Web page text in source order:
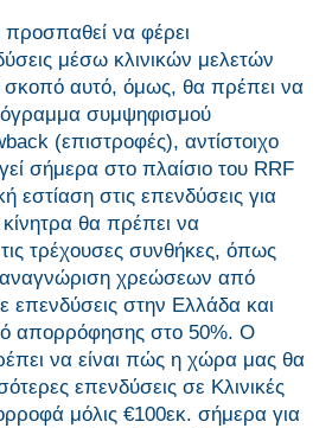
να φέρει
μέσω κλινικών μελετών
σκοπό αυτό, όμως, θα πρέπει να
συμψηφισμού
(επιστροφές), αντίστοιχο
σήμερα στο πλαίσιο του RRF
εστίαση στις επενδύσεις για
κίνητρα θα πρέπει να
τρέχουσες συνθήκες, όπως
αναγνώριση χρεώσεων από
επενδύσεις στην Ελλάδα και
απορρόφησης στο 50%. Ο
να είναι πώς η χώρα μας θα
επενδύσεις σε Κλινικές
μόλις €100εκ. σήμερα για